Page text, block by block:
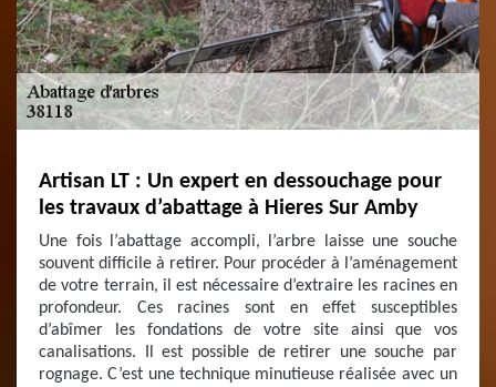
Artisan LT : Un expert en dessouchage pour
les travaux d’abattage à Hieres Sur Amby
Une fois l’abattage accompli, l’arbre laisse une souche
souvent difficile à retirer. Pour procéder à l’aménagement
de votre terrain, il est nécessaire d’extraire les racines en
profondeur. Ces racines sont en effet susceptibles
d’abîmer les fondations de votre site ainsi que vos
canalisations. Il est possible de retirer une souche par
rognage. C’est une technique minutieuse réalisée avec un